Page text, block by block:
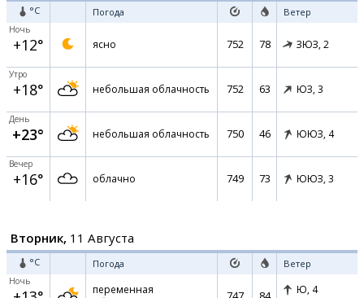
°C Погода Ветер
Ночь
+12° ясно 752 78 ЗЮЗ, 2
Утро
+18° небольшая облачность 752 63 ЮЗ, 3
День
+23° небольшая облачность 750 46 ЮЮЗ, 4
Вечер
+16° облачно 749 73 ЮЮЗ, 3
Вторник, 11 Августа
°C Погода Ветер
Ночь
переменная
Ю, 4